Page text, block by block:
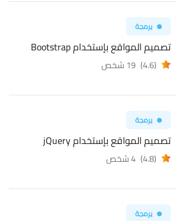
برمجة
تصميم المواقع بإستخدام Bootstrap
(4.6) 19 شخص
برمجة
تصميم المواقع بإستخدام jQuery
(4.8) 4 شخص
برمجة